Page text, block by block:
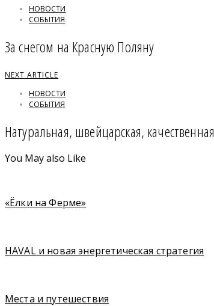
НОВОСТИ
СОБЫТИЯ
За снегом на Красную Поляну
NEXT ARTICLE
НОВОСТИ
СОБЫТИЯ
Натуральная, швейцарская, качественная
You May also Like
«Ёлки на Ферме»
HAVAL и новая энергетическая стратегия
Места и путешествия